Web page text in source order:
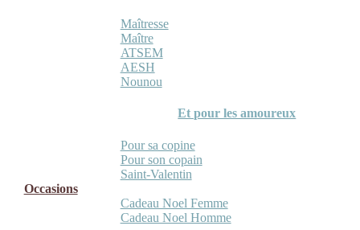
Maîtresse
Maître
ATSEM
AESH
Nounou
Et pour les amoureux
Pour sa copine
Pour son copain
Saint-Valentin
Occasions
Cadeau Noel Femme
Cadeau Noel Homme